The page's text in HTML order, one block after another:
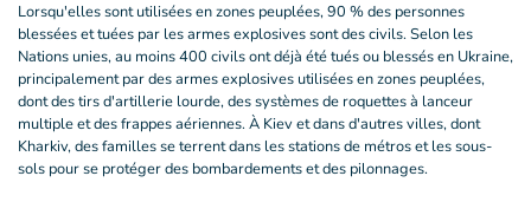
Lorsqu'elles sont utilisées en zones peuplées, 90 % des personnes
blessées et tuées par les armes explosives sont des civils. Selon les
Nations unies, au moins 400 civils ont déjà été tués ou blessés en Ukraine,
principalement par des armes explosives utilisées en zones peuplées,
dont des tirs d'artillerie lourde, des systèmes de roquettes à lanceur
multiple et des frappes aériennes. À Kiev et dans d'autres villes, dont
Kharkiv, des familles se terrent dans les stations de métros et les sous-
sols pour se protéger des bombardements et des pilonnages.